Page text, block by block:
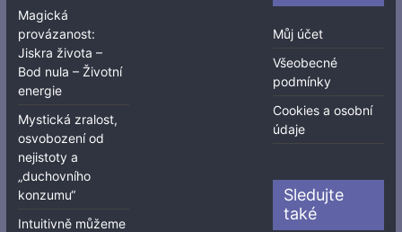
Magická
provázanost:
Jiskra života –
Bod nula – Životní
energie
Mystická zralost,
osvobození od
nejistoty a
„duchovního
konzumu“
Intuitivně můžeme
Můj účet
Všeobecné
podmínky
Cookies a osobní
údaje
Sledujte
také